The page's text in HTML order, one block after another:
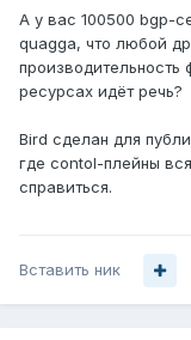
А у вас 100500 bgp-
quagga, что любой
ресурсах идёт речь?
Bird сделан для
где contol-плейны
справиться.
Вставить ник